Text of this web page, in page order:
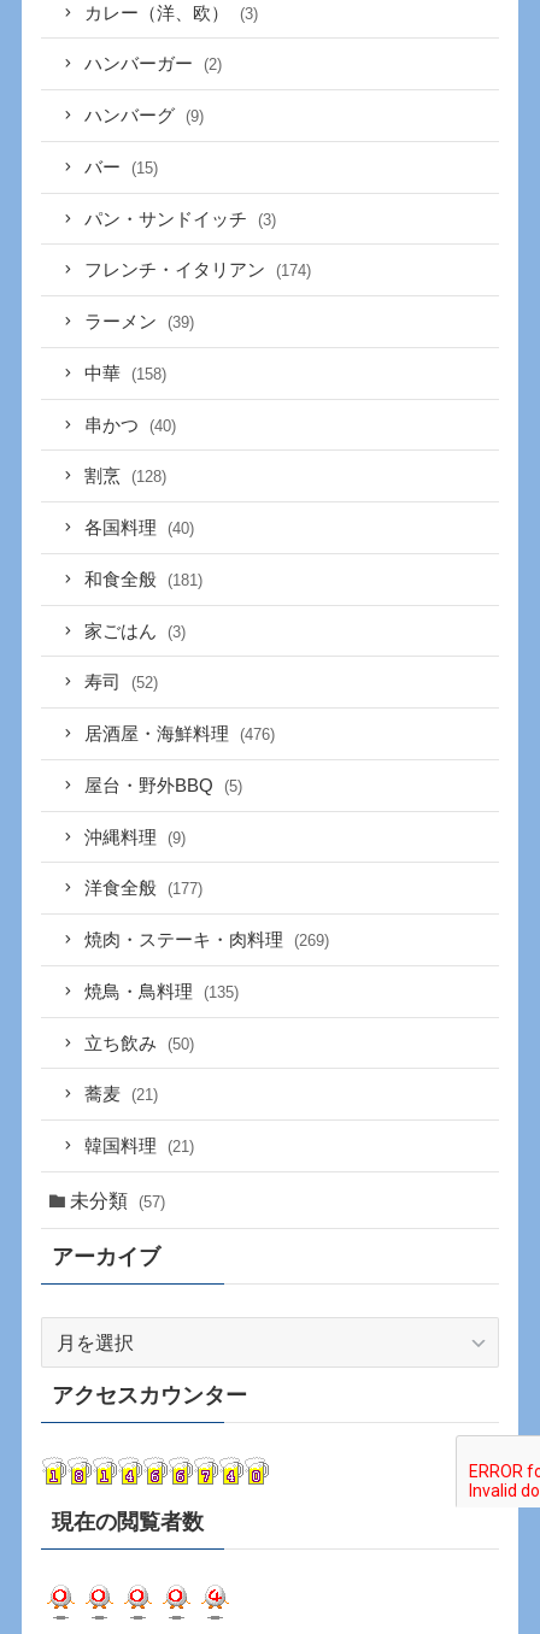
カレー（洋、欧） (3)
ハンバーガー (2)
ハンバーグ (9)
バー (15)
パン・サンドイッチ (3)
フレンチ・イタリアン (174)
ラーメン (39)
中華 (158)
串かつ (40)
割烹 (128)
各国料理 (40)
和食全般 (181)
家ごはん (3)
寿司 (52)
居酒屋・海鮮料理 (476)
屋台・野外BBQ (5)
沖縄料理 (9)
洋食全般 (177)
焼肉・ステーキ・肉料理 (269)
焼鳥・鳥料理 (135)
立ち飲み (50)
蕎麦 (21)
韓国料理 (21)
未分類 (57)
アーカイブ
カ
イ
アクセスカウンター
現在の閲覧者数